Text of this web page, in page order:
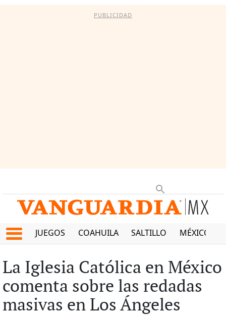
PUBLICIDAD
JUEGOS COAHUILA SALTILLO MÉXICO
La Iglesia Católica en México
comenta sobre las redadas
masivas en Los Ángeles